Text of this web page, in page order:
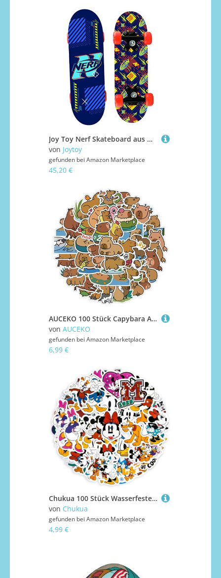
Joy Toy Nerf Skateboard aus Holz 87x20x9,5 cm, Mehrfarbig, lang, 42680
von Joytoy
gefunden bei Amazon Marketplace
45,20 €
AUCEKO 100 Stück Capybara Aufkleber Pack Capybara Sticker Set wasserdichte Vinyl Sticker für Laptop Kinder Autos Motorrad Fahrrad Skateboard Gepäck Koffer Computer Aufkleber Graffiti Decal
von AUCEKO
gefunden bei Amazon Marketplace
6,99 €
Chukua 100 Stück Wasserfeste Mikey Mouse Aufkleber, Kawaii Sticker Mädchen, Sticker Set Kinder, für Skateboards, Bottle, Tablets, Schultaschen, Türen
von Chukua
gefunden bei Amazon Marketplace
4,99 €